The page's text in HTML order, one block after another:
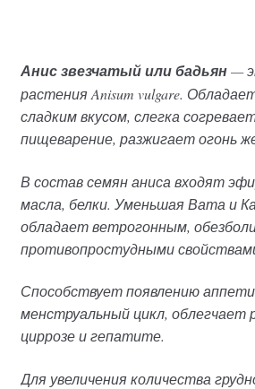
Анис звезчатый или бадьян—
растения Anisum vulgare.
сладким вкусом, слегка
пищеварение, разжигает огонь
В состав семян аниса входят
масла, белки. Уменьшая Вата и
обладает ветрогонным,
противопростудными
Способствует появлению
менструальный цикл, облегчает
циррозе и гепатите.
Для увеличения количества